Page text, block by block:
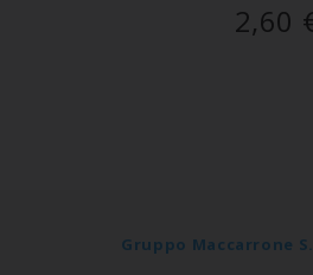
2,60
Gruppo Maccarrone